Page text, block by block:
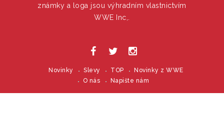
známky a loga jsou výhradním vlastnictvím
WWE Inc,.
Novinky Slevy TOP
Novinky z WWE
O nás
Napište nám